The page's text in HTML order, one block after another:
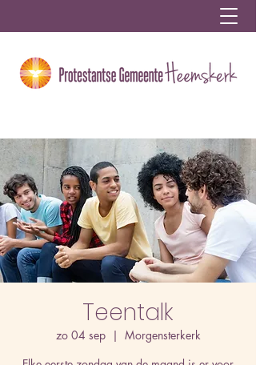
Teentalk
zo 04 sep
  |
Morgensterkerk